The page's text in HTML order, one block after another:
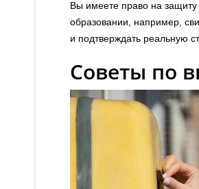
Вы имеете право на защиту
образовании, например,
и подтверждать реальную
Советы по